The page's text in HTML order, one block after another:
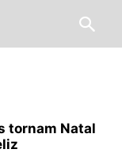
tornam Natal